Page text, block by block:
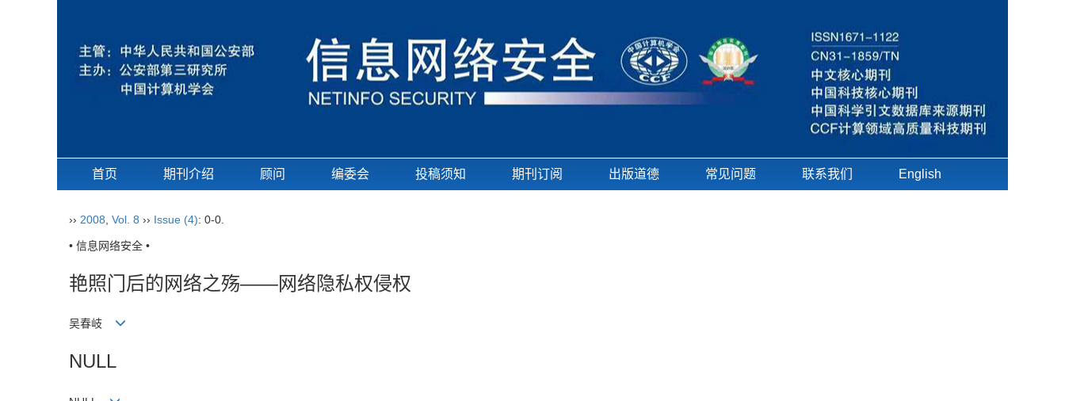
首页 期刊介绍 顾问 编委会 投稿须知 期刊订阅 出版道德 常见问题 联系我们 English
›› 2008 Vol. 8 ›› Issue (4): 0-0.
• 信息网络安全 •
艳照门后的网络之殇——网络隐私权侵权
吴春岐
NULL